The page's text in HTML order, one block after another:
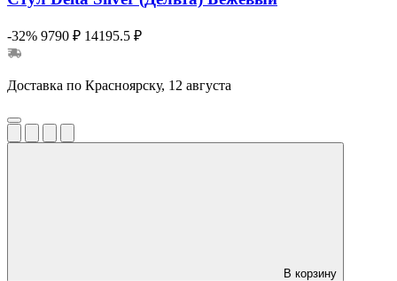
-32% 9790 ₽ 14195.5 ₽
Доставка по Красноярску, 12 августа
В корзину